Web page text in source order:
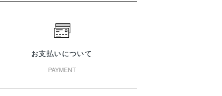
お支払いについて
PAYMENT